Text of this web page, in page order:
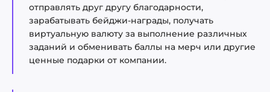
отправлять друг другу благодарности,
зарабатывать бейджи-награды, получать
виртуальную валюту за выполнение различных
заданий и обменивать баллы на мерч или другие
ценные подарки от компании.